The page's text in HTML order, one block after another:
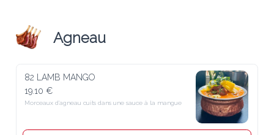
Agneau
82 LAMB MANGO
19.10 €
Morceaux d'agneau cuits dans une sauce à la mangue